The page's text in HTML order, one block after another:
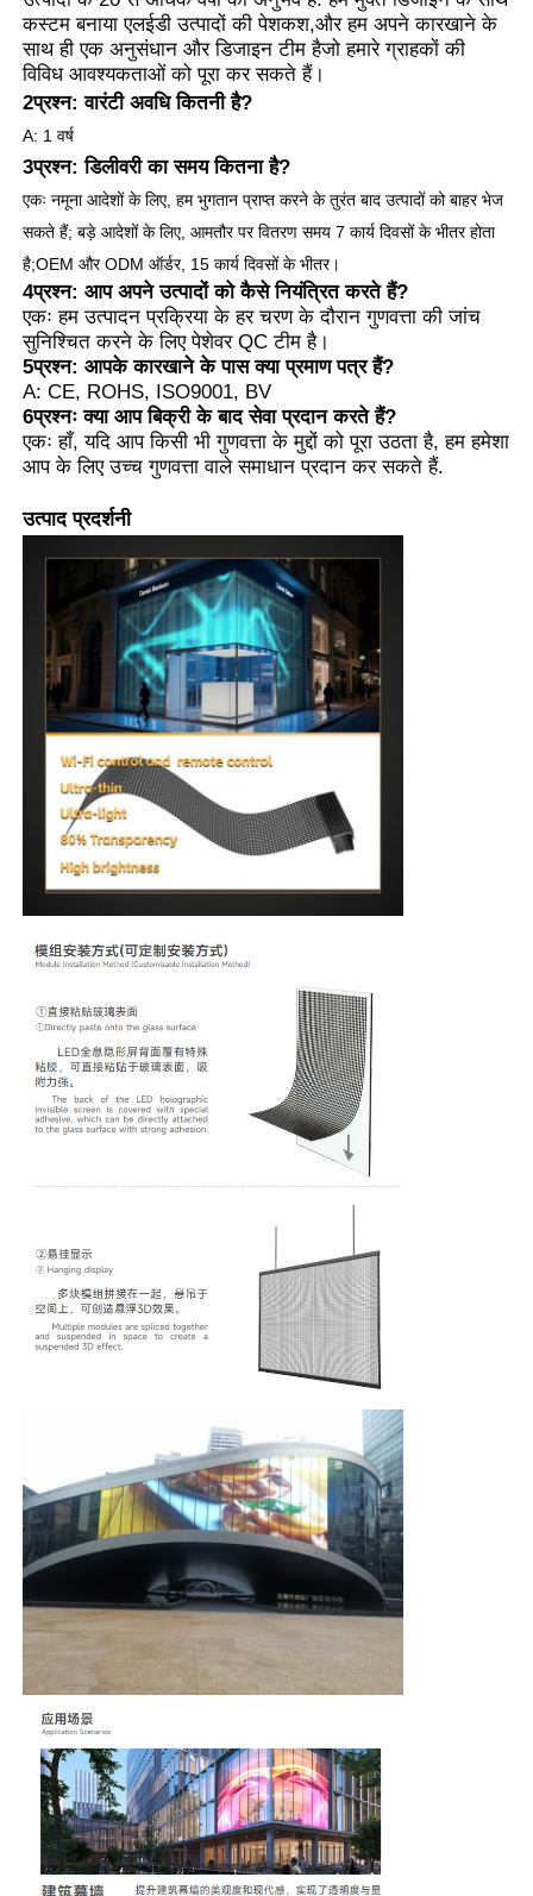
कस्टम बनाया एलईडी उत्पादों की पेशकश,और हम अपने कारखाने के
साथ ही एक अनुसंधान और डिजाइन टीम हैजो हमारे ग्राहकों की
विविध आवश्यकताओं को पूरा कर सकते हैं।
2प्रश्न: वारंटी अवधि कितनी है?
A: 1 वर्ष
3प्रश्न: डिलीवरी का समय कितना है?
एकः नमूना आदेशों के लिए, हम भुगतान प्राप्त करने के तुरंत बाद उत्पादों को बाहर भेज
सकते हैं; बड़े आदेशों के लिए, आमतौर पर वितरण समय 7 कार्य दिवसों के भीतर होता
है;OEM और ODM ऑर्डर, 15 कार्य दिवसों के भीतर।
4प्रश्न: आप अपने उत्पादों को कैसे नियंत्रित करते हैं?
एकः हम उत्पादन प्रक्रिया के हर चरण के दौरान गुणवत्ता की जांच
सुनिश्चित करने के लिए पेशेवर QC टीम है।
5प्रश्न: आपके कारखाने के पास क्या प्रमाण पत्र हैं?
A: CE, ROHS, ISO9001, BV
6प्रश्नः क्या आप बिक्री के बाद सेवा प्रदान करते हैं?
एकः हाँ, यदि आप किसी भी गुणवत्ता के मुद्दों को पूरा उठता है, हम हमेशा
आप के लिए उच्च गुणवत्ता वाले समाधान प्रदान कर सकते हैं.
उत्पाद प्रदर्शनी